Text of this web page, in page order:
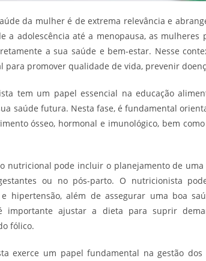
da mulher é de extrema relevância e
a adolescência até a menopausa, as mulheres
a sua saúde e bem-estar. Nesse
para promover qualidade de vida, prevenir
tem um papel essencial na educação
saúde futura. Nesta fase, é fundamental
ósseo, hormonal e imunológico, bem
nutricional pode incluir o planejamento de
ou no pós-parto. O nutricionista
e hipertensão, além de assegurar uma boa
ajustar a dieta para suprir
fólico.
exerce um papel fundamental na gestão dos